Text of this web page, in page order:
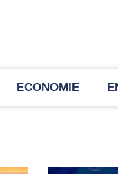
ECONOMIE